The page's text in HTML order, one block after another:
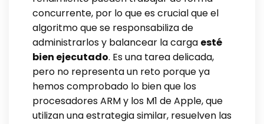
concurrente, por lo que es crucial que el
algoritmo que se responsabiliza de
administrarlos y balancear la carga esté
bien ejecutado. Es una tarea delicada,
pero no representa un reto porque ya
hemos comprobado lo bien que los
procesadores ARM y los M1 de Apple, que
utilizan una estrategia similar, resuelven las